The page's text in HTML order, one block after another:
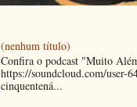
(nenhum título)
Confira o podcast "Muito
https://soundcloud.com/user-
cinquentená...